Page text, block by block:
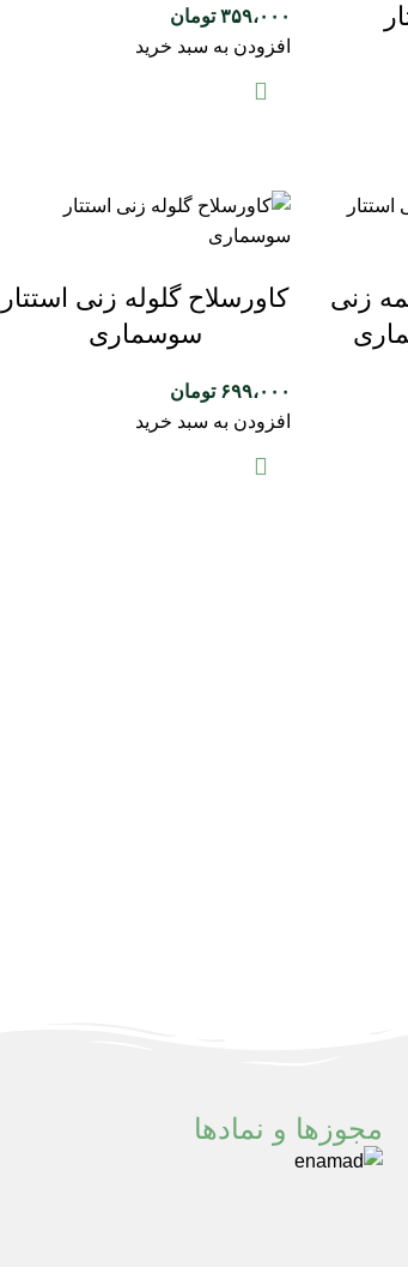
۳۵۹،۰۰۰ تومان
افزودن به سبد خرید
زنی
کاورسلاح گلوله زنی استتار
سوسماری
۶۹۹،۰۰۰ تومان
افزودن به سبد خرید
مجوزها و نمادها